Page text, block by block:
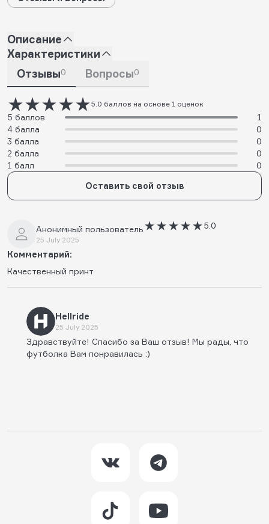
Описание
Характеристики
Отзывы0 Вопросы0
5.0 баллов на основе 1 оценок
5 баллов
1
4 балла
0
3 балла
0
2 балла
0
1 балл
0
Оставить свой отзыв
Анонимный пользователь
25 July 2025
5.0
Комментарий:
Качественный принт
Hellride
25 July 2025
Здравствуйте! Спасибо за Ваш отзыв! Мы рады, что
футболка Вам понравилась :)